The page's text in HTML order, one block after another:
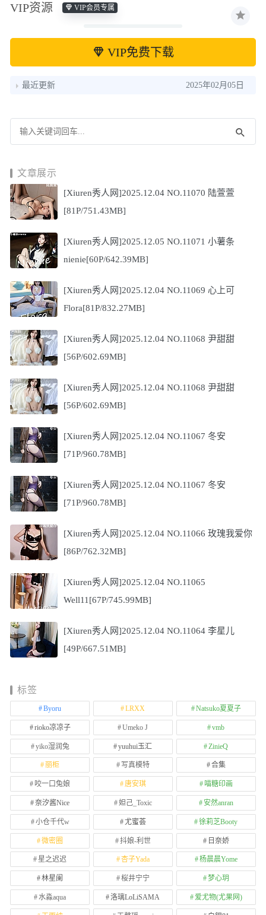
VIP资源 VIP会员专属
VIP免费下载
最近更新 2025年02月05日
文章展示
[Xiuren秀人网]2025.12.04 NO.11070 陆萱萱
[81P/751.43MB]
[Xiuren秀人网]2025.12.05 NO.11071 小薯条
nienie[60P/642.39MB]
[Xiuren秀人网]2025.12.04 NO.11069 心上可
Flora[81P/832.27MB]
[Xiuren秀人网]2025.12.04 NO.11068 尹甜甜
[56P/602.69MB]
[Xiuren秀人网]2025.12.04 NO.11068 尹甜甜
[56P/602.69MB]
[Xiuren秀人网]2025.12.04 NO.11067 冬安
[71P/960.78MB]
[Xiuren秀人网]2025.12.04 NO.11067 冬安
[71P/960.78MB]
[Xiuren秀人网]2025.12.04 NO.11066 玫瑰我爱你
[86P/762.32MB]
[Xiuren秀人网]2025.12.04 NO.11065
Well11[67P/745.99MB]
[Xiuren秀人网]2025.12.04 NO.11064 李星儿
[49P/667.51MB]
标签
Byoru LRXX Natsuko夏夏子
rioko凉凉子 Umeko J vmb
yiko湿润兔 yuuhui玉汇 ZinieQ
丽柜 写真模特 合集
咬一口兔娘 唐安琪 喵糖印画
奈汐酱Nice 妲己_Toxic 安然anran
小仓千代w 尤蜜荟 徐莉芝Booty
微密圈 抖娘-利世 日奈娇
星之迟迟 杏子Yada 杨晨晨Yome
林星阑 桜井宁宁 梦心玥
水淼aqua 洛璃LoLiSAMA 爱尤物(尤果网)